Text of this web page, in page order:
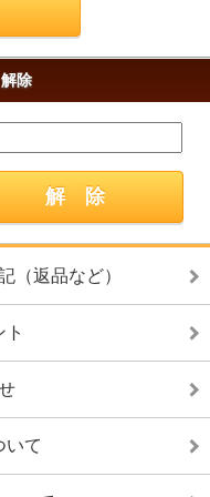
除
（返品など）
いて